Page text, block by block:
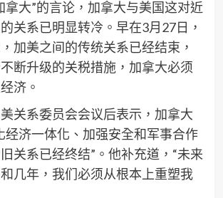
拿大”的言论，加拿大与美国这对近
关系已明显转冷。早在3月27日，
加美之间的传统关系已经结束，
断升级的关税措施，加拿大必须
济。
关系委员会会议后表示，加拿大
经济一体化、加强安全和军事合作
关系已经终结”。他补充道，“未来
几年，我们必须从根本上重塑我